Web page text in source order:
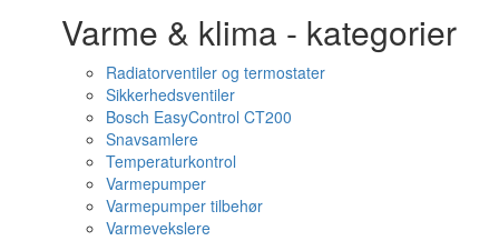
Varme & klima - kategorier
Radiatorventiler og termostater
Sikkerhedsventiler
Bosch EasyControl CT200
Snavsamlere
Temperaturkontrol
Varmepumper
Varmepumper tilbehør
Varmevekslere